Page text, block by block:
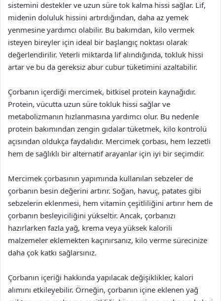
sistemini destekler ve uzun süre tok kalma hissi sağlar. Lif,
midenin doluluk hissini artırdığından, daha az yemek
yenmesine yardımcı olabilir. Bu bakımdan, kilo vermek
isteyen bireyler için ideal bir başlangıç noktası olarak
değerlendirilir. Yeterli miktarda lif alındığında, tokluk hissi
artar ve bu da gereksiz abur cubur tüketimini azaltabilir.
Çorbanın içerdiği mercimek, bitkisel protein kaynağıdır.
Protein, vücutta uzun süre tokluk hissi sağlar ve
metabolizmanın hızlanmasına yardımcı olur. Bu nedenle
protein bakımından zengin gıdalar tüketmek, kilo kontrolü
açısından oldukça faydalıdır. Mercimek çorbası, hem lezzetli
hem de sağlıklı bir alternatif arayanlar için iyi bir seçimdir.
Mercimek çorbasının yapımında kullanılan sebzeler de
çorbanın besin değerini artırır. Soğan, havuç, patates gibi
sebzelerin eklenmesi, hem vitamin çeşitliliğini artırır hem de
çorbanın besleyiciliğini yükseltir. Ancak, çorbanızı
hazırlarken fazla yağ, krema veya yüksek kalorili
malzemeler eklemekten kaçınırsanız, kilo verme sürecinize
daha çok katkı sağlarsınız.
Çorbanın içeriği hakkında yapılacak değişiklikler, kalori
alımını etkileyebilir. Örneğin, çorbanın içine eklenen yağ